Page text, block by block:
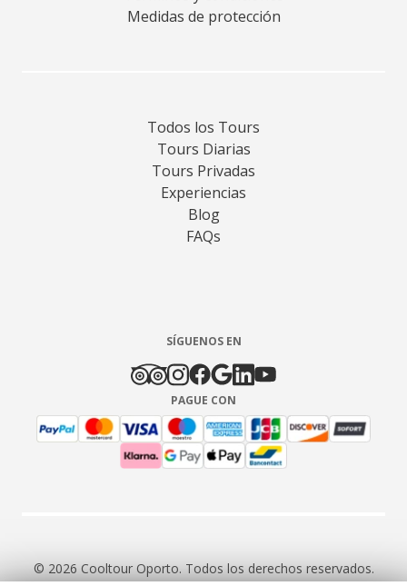
Medidas de protección
Todos los Tours
Tours Diarias
Tours Privadas
Experiencias
Blog
FAQs
SÍGUENOS EN
PAGUE CON
© 2026 Cooltour Oporto. Todos los derechos reservados.